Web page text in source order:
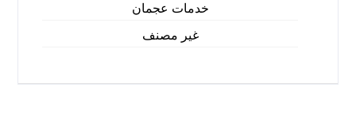
خدمات عجمان
غير مصنف